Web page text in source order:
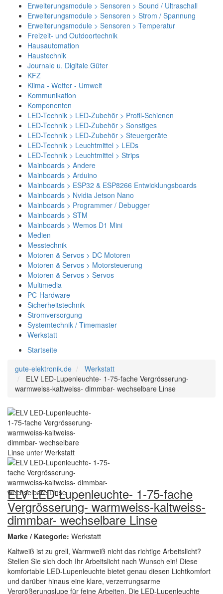
Erweiterungsmodule > Sensoren > Sound / Ultraschall
Erweiterungsmodule > Sensoren > Strom / Spannung
Erweiterungsmodule > Sensoren > Temperatur
Freizeit- und Outdoortechnik
Hausautomation
Haustechnik
Journale u. Digitale Güter
KFZ
Klima - Wetter - Umwelt
Kommunikation
Komponenten
LED-Technik > LED-Zubehör > Profil-Schienen
LED-Technik > LED-Zubehör > Sonstiges
LED-Technik > LED-Zubehör > Steuergeräte
LED-Technik > Leuchtmittel > LEDs
LED-Technik > Leuchtmittel > Strips
Mainboards > Andere
Mainboards > Arduino
Mainboards > ESP32 & ESP8266 Entwicklungsboards
Mainboards > Nvidia Jetson Nano
Mainboards > Programmer / Debugger
Mainboards > STM
Mainboards > Wemos D1 Mini
Medien
Messtechnik
Motoren & Servos > DC Motoren
Motoren & Servos > Motorsteuerung
Motoren & Servos > Servos
Multimedia
PC-Hardware
Sicherheitstechnik
Stromversorgung
Systemtechnik / Timemaster
Werkstatt
Startseite
gute-elektronik.de
Werkstatt
ELV LED-Lupenleuchte- 1-75-fache Vergrösserung-
warmweiss-kaltweiss- dimmbar- wechselbare Linse
ELV LED-Lupenleuchte- 1-75-fache
Vergrösserung- warmweiss-kaltweiss-
dimmbar- wechselbare Linse
Marke / Kategorie: Werkstatt
Kaltweiß ist zu grell, Warmweiß nicht das richtige Arbeitslicht?
Stellen Sie sich doch Ihr Arbeitslicht nach Wunsch ein! Diese
komfortable LED-Lupenleuchte bietet genau diesen Lichtkomfort
und darüber hinaus eine klare, verzerrungsarme
Vergrößerungslupe für feine Arbeiten. Die LED-Lupenleuchte